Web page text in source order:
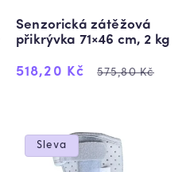
Senzorická zátěžová
přikrývka 71×46 cm, 2 kg
Výprodejová
518,20 Kč
Běžná
575,80 Kč
Sleva